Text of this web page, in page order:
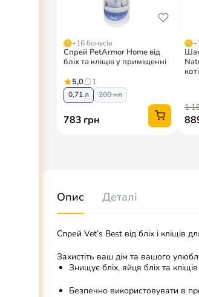
Опис Деталі
Спрей Vet’s Best від бліх і
Захистіть ваш дім та вашого
Знищує бліх, яйця бліх та
Безпечно використовувати в